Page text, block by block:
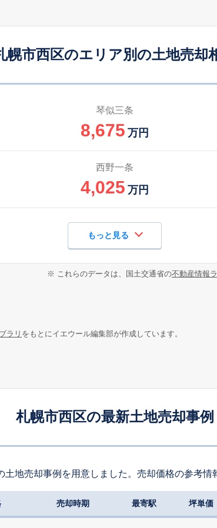
幌市西区のエリア別の土地売却
琴似三条
8,675 万円
西野一条
4,025 万円
もっと見る
※ これらのデータは、国土交通省の不動産情報
ラリ をもとにイエウール編集部が作成しています。
札幌市西区の最新土地売却事例
地売却事例を用意しました。売却価格の参考情
売却時期 最寄駅 坪単価